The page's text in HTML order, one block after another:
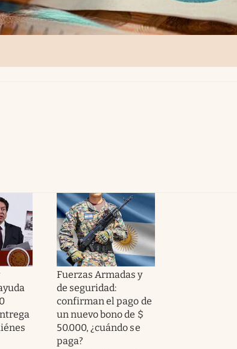
Fuerzas Armadas y
de seguridad:
confirman el pago de
un nuevo bono de $
50.000, ¿cuándo se
paga?